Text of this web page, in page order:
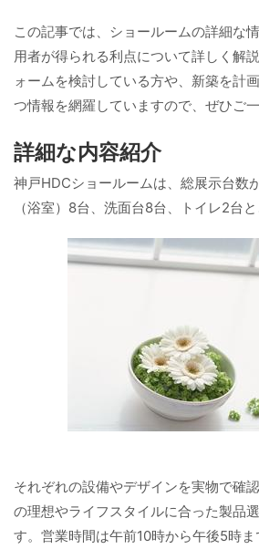
この記事では、ショールームの詳細な
用者が得られる利点について詳しく解
ォームを検討している方や、新築を計
つ情報を網羅していますので、ぜひご一
詳細な内容紹介
神戸HDCショールームは、総展示台数
（浴室）8台、洗面台8台、トイレ2台
それぞれの設備やデザインを実物で確
の理想やライフスタイルに合った製品
す。営業時間は午前10時から午後5時